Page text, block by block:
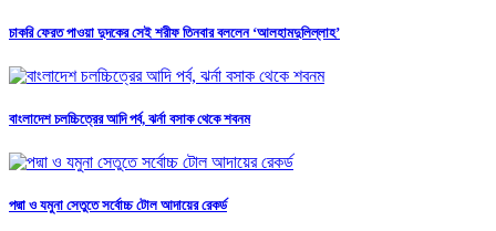
চাকরি ফেরত পাওয়া দুদকের সেই শরীফ তিনবার বললেন ‘আলহামদুলিল্লাহ’
বাংলাদেশ চলচ্চিত্রের আদি পর্ব, ঝর্না বসাক থেকে শবনম
পদ্মা ও যমুনা সেতুতে সর্বোচ্চ টোল আদায়ের রেকর্ড